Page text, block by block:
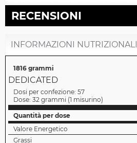
RECENSIONI
INFORMAZIONI NUTRIZIONALI
1816 grammi
DEDICATED
Dosi per confezione: 57
Dose: 32 grammi (1 misurino)
Quantità per dose
Valore Energetico
Grassi